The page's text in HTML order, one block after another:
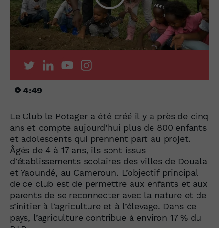
4:49
Le Club le Potager a été créé il y a près de cinq
ans et compte aujourd’hui plus de 800 enfants
et adolescents qui prennent part au projet.
Âgés de 4 à 17 ans, ils sont issus
d’établissements scolaires des villes de Douala
et Yaoundé, au Cameroun. L’objectif principal
de ce club est de permettre aux enfants et aux
parents de se reconnecter avec la nature et de
s’initier à l’agriculture et à l’élevage. Dans ce
pays, l’agriculture contribue à environ 17 % du